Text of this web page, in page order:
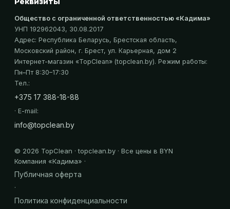
Общество с ограниченной ответственностью «Кадима»
УНП 192962043, 30.08.2017
Адрес: Республика Беларусь, Брестская область,
Московский район, г. Брест, ул. Карьерная, дом 2
Интернет-магазин «TopClean» (topclean.by). Режим работы:
Пн–Пт 8:30–17:30
Тел.:
+375 17 388-18-88
· E-mail:
info@topclean.by
© 2026 TopClean · topclean.by · Все цены в BYN
Компания «Кадима» ·
Публичная оферта
·
Политика конфиденциальности